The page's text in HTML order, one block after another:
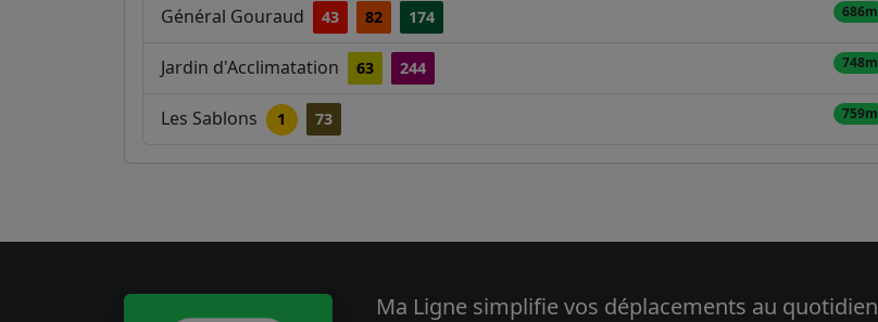
Général Gouraud 43 82 174 686m
Jardin d'Acclimatation 63 244 748m
Les Sablons 1 73 759m
Ma Ligne simplifie vos déplacements au quotidien